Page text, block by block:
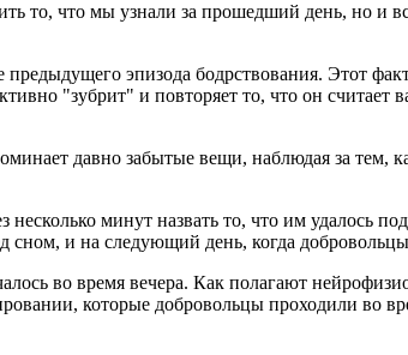
то, что мы узнали за прошедший день, но и
эпизода бодрствования. Этот
"зубрит" и повторяет то, что он
давно забытые вещи, наблюдая за тем,
минут назвать то, что им удалось
сном, и на следующий день, когда
во время вечера. Как полагают
которые добровольцы проходили во